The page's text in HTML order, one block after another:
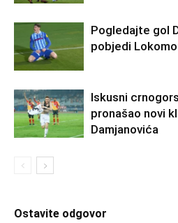
Pogledajte gol
pobjedi
Iskusni
pronašao novi
Damjanovića
Ostavite odgovor